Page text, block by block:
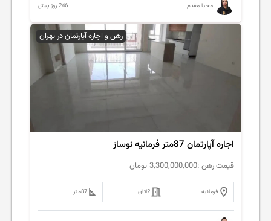
محیا مقدم 246 روز پیش
رهن و اجاره آپارتمان در تهران
اجاره آپارتمان 87متر فرمانیه نوساز
قیمت رهن :3,300,000,000 تومان
فرمانیه 2اتاق 87متر